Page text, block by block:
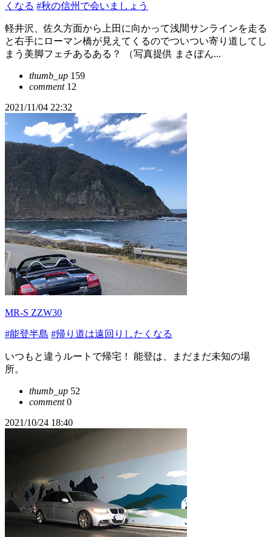
くなる #秋の信州で会いましょう
軽井沢、佐久方面から上田に向かって浅間サンラインを走る
と右手にローマン橋が見えてくるのでついつい寄り道してし
まう美脚フェチあるある？ （写真提供 まさぽん...
thumb_up 159
comment12
2021/11/04 22:32
MR-S ZZW30
#能登半島 #帰り道は遠回りしたくなる
いつもと違うルートで帰宅！ 能登は、まだまだ未知の場
所。
thumb_up 52
comment0
2021/10/24 18:40